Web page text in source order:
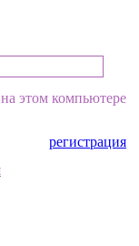
этом компьютере
регистрация